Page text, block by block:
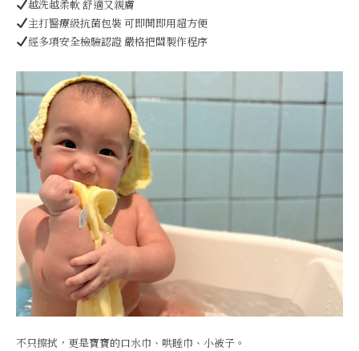
越洗越柔軟 舒適又親膚
主打醫療級抗菌包裝 可即開即用超方便
經多項安全檢驗認證 嚴格把關製作程序
不只擦拭，更是寶寶的口水巾、哄睡巾、小被子。